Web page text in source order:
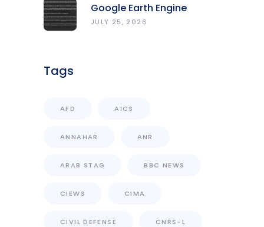
Google Earth Engine
Grants CNRS-L Partner Tier
JULY 25, 2026
Tags
AFD AICS
ANNAHAR ANR
ARAB STAG BBC NEWS
CIEWS CIMA
CIVIL DEFENSE CNRS-L